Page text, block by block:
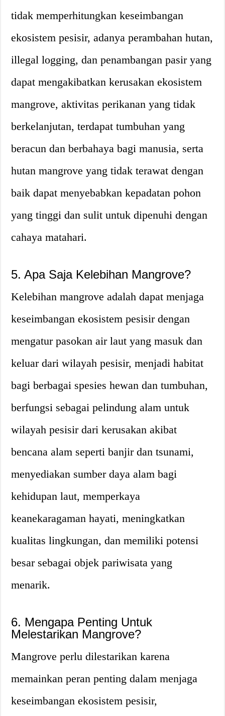
tidak memperhitungkan keseimbangan
ekosistem pesisir, adanya perambahan hutan,
illegal logging, dan penambangan pasir yang
dapat mengakibatkan kerusakan ekosistem
mangrove, aktivitas perikanan yang tidak
berkelanjutan, terdapat tumbuhan yang
beracun dan berbahaya bagi manusia, serta
hutan mangrove yang tidak terawat dengan
baik dapat menyebabkan kepadatan pohon
yang tinggi dan sulit untuk dipenuhi dengan
cahaya matahari.
5. Apa Saja Kelebihan Mangrove?
Kelebihan mangrove adalah dapat menjaga
keseimbangan ekosistem pesisir dengan
mengatur pasokan air laut yang masuk dan
keluar dari wilayah pesisir, menjadi habitat
bagi berbagai spesies hewan dan tumbuhan,
berfungsi sebagai pelindung alam untuk
wilayah pesisir dari kerusakan akibat
bencana alam seperti banjir dan tsunami,
menyediakan sumber daya alam bagi
kehidupan laut, memperkaya
keanekaragaman hayati, meningkatkan
kualitas lingkungan, dan memiliki potensi
besar sebagai objek pariwisata yang
menarik.
6. Mengapa Penting Untuk
Melestarikan Mangrove?
Mangrove perlu dilestarikan karena
memainkan peran penting dalam menjaga
keseimbangan ekosistem pesisir,